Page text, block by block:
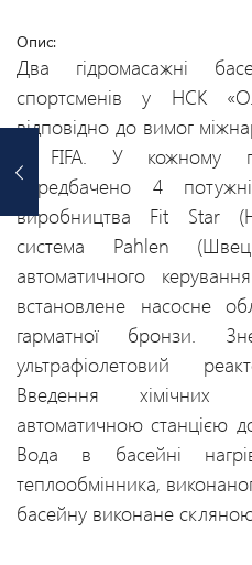
Опис:
Два гідромасажні
спортсменів у НСК
відповідно до вимог
– FIFA. У кожному
передбачено 4
виробництва Fit Star
система Pahlen
автоматичного
встановлене насосне
гарматної бронзи.
ультрафіолетовий
Введення хімічних
автоматичною станцією
Вода в басейні
теплообмінника,
басейну виконане